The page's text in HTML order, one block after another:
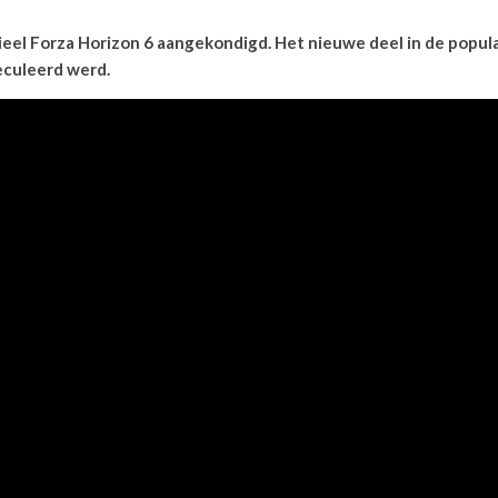
Forza Horizon 6 aangekondigd. Het nieuwe deel in de
werd.